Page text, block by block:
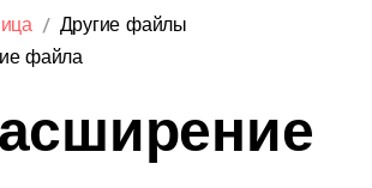
Другие файлы
файла